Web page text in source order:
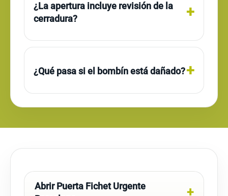
¿La apertura incluye revisión de la
cerradura?
¿Qué pasa si el bombín está dañado?
Abrir Puerta Fichet Urgente